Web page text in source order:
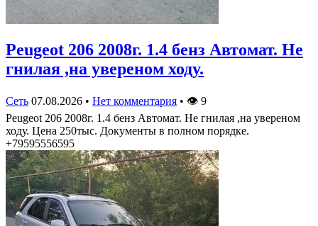
Peugeot 206 2008г. 1.4 бенз Автомат. Не
гнилая ,на увереном ходу.
Сеть 07.08.2026 • Нет комментария • 👁 9
Peugeot 206 2008г. 1.4 бенз Автомат. Не гнилая ,на увереном
ходу. Цена 250тыс. Документы в полном порядке.
+79595556595